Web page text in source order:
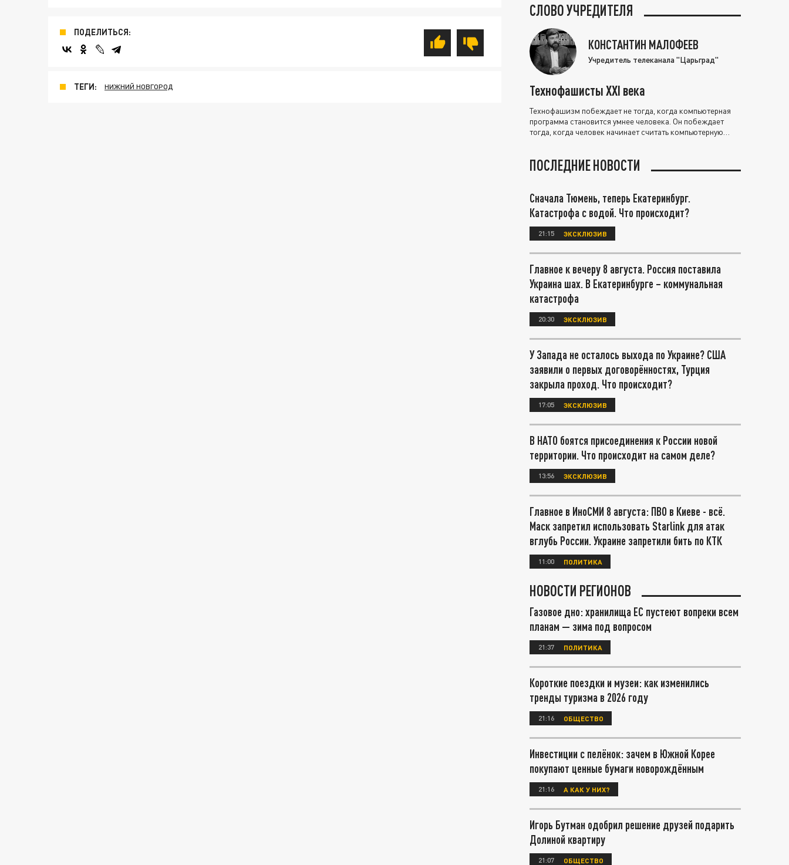
ПОДЕЛИТЬСЯ:
ТЕГИ: НИЖНИЙ НОВГОРОД
СЛОВО УЧРЕДИТЕЛЯ
КОНСТАНТИН МАЛОФЕЕВ
Учредитель телеканала "Царьград"
Технофашисты XXI века
Технофашизм побеждает не тогда, когда компьютерная
программа становится умнее человека. Он побеждает
тогда, когда человек начинает считать компьютерную
ПОСЛЕДНИЕ НОВОСТИ
Сначала Тюмень, теперь Екатеринбург.
Катастрофа с водой. Что происходит?
21:15 ЭКСКЛЮЗИВ
Главное к вечеру 8 августа. Россия поставила
Украина шах. В Екатеринбурге – коммунальная
катастрофа
20:30 ЭКСКЛЮЗИВ
У Запада не осталось выхода по Украине? США
заявили о первых договорённостях, Турция
закрыла проход. Что происходит?
17:05 ЭКСКЛЮЗИВ
В НАТО боятся присоединения к России новой
территории. Что происходит на самом деле?
13:56 ЭКСКЛЮЗИВ
Главное в ИноСМИ 8 августа: ПВО в Киеве - всё.
Маск запретил использовать Starlink для атак
вглубь России. Украине запретили бить по КТК
11:00 ПОЛИТИКА
НОВОСТИ РЕГИОНОВ
Газовое дно: хранилища ЕС пустеют вопреки всем
планам — зима под вопросом
21:37 ПОЛИТИКА
Короткие поездки и музеи: как изменились
тренды туризма в 2026 году
21:16 ОБЩЕСТВО
Инвестиции с пелёнок: зачем в Южной Корее
покупают ценные бумаги новорождённым
21:16 А КАК У НИХ?
Игорь Бутман одобрил решение друзей подарить
Долиной квартиру
21:07 ОБЩЕСТВО